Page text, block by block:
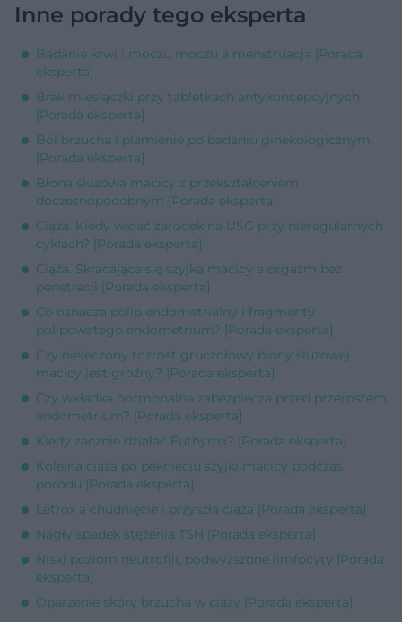
Inne porady tego eksperta
Badanie krwi i moczu moczu a menstruacja [Porada
eksperta]
Brak miesiączki przy tabletkach antykoncepcyjnych
[Porada eksperta]
Ból brzucha i plamienie po badaniu ginekologicznym
[Porada eksperta]
Błona śluzowa macicy z przekształceniem
doczesnopodobnym [Porada eksperta]
Ciąża. Kiedy widać zarodek na USG przy nieregularnych
cyklach? [Porada eksperta]
Ciąża. Skracająca się szyjka macicy a orgazm bez
penetracji [Porada eksperta]
Co oznacza polip endometrialny i fragmenty
polipowatego endometrium? [Porada eksperta]
Czy nieleczony rozrost gruczołowy błony śluzowej
macicy jest groźny? [Porada eksperta]
Czy wkładka hormonalna zabezpiecza przed przerostem
endometrium? [Porada eksperta]
Kiedy zacznie działać Euthyrox? [Porada eksperta]
Kolejna ciąża po pęknięciu szyjki macicy podczas
porodu [Porada eksperta]
Letrox a chudnięcie i przyszła ciąża [Porada eksperta]
Nagły spadek stężenia TSH [Porada eksperta]
Niski poziom neutrofili, podwyższone limfocyty [Porada
eksperta]
Oparzenie skóry brzucha w ciąży [Porada eksperta]